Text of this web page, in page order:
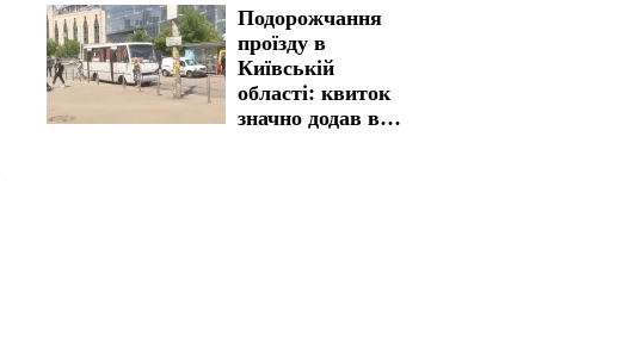
отримання
життєво важливої
допомоги
Подорожчання
проїзду в
Київській
області: квиток
значно додав в